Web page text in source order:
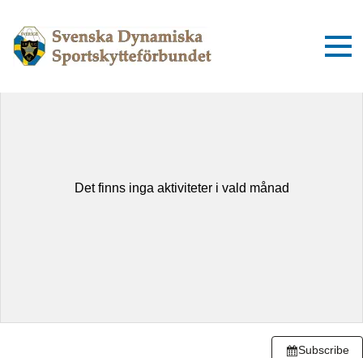
Det finns inga aktiviteter i vald månad
Subscribe